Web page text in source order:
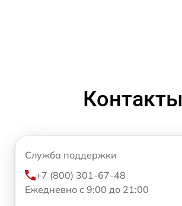
Контакты
Служба поддержки
+7 (800) 301-67-48
Ежедневно с 9:00 до 21:00